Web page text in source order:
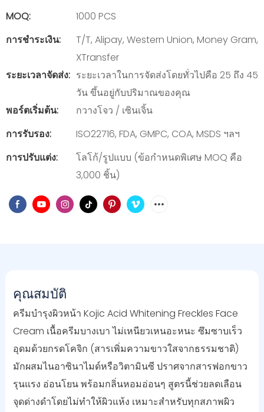
MOQ:
1000 PCS
การชำระเงิน:
T/T, Alipay, Western Union, Money Gram,
XTransfer
ระยะเวลาจัดส่ง: ระยะเวลาในการจัดส่งโดยทั่วไปคือ 25 ถึง 45
วัน ขึ้นอยู่กับปริมาณของคุณ
พอร์ตเริ่มต้น:
กวางโจว / เซินเจิ้น
การรับรอง:
ISO22716, FDA, GMPC, COA, MSDS ฯลฯ
การปรับแต่ง:
โลโก้/รูปแบบ (ข้อกำหนดพิเศษ MOQ คือ
3,000 ชิ้น)
คุณสมบัติ
ครีมบำรุงผิวหน้า Kojic Acid Whitening Freckles Face
Cream เนื้อครีมบางเบา ไม่เหนียวเหนอะหนะ ซึมซาบเร็ว
อุดมด้วยกรดโคจิก (สารเพิ่มความขาวใสจากธรรมชาติ)
มักผสมไนอาซินาไมด์หรือวิตามินซี ปราศจากสารฟอกขาว
รุนแรง อ่อนโยน พร้อมกลิ่นหอมอ่อนๆ สูตรนี้ช่วยลดเลือน
จุดด่างดำโดยไม่ทำให้ผิวแห้ง เหมาะสำหรับทุกสภาพผิว